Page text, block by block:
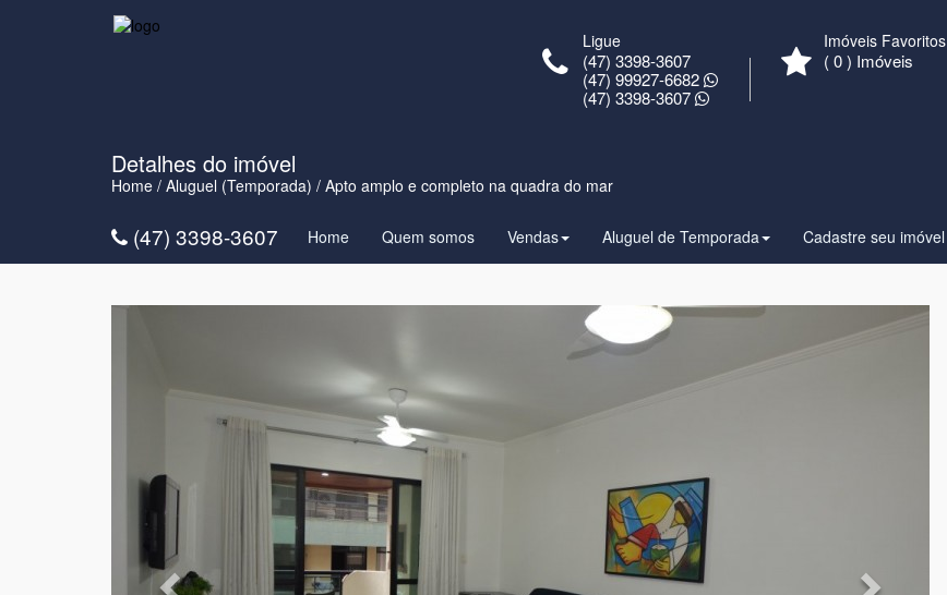
Ligue
(47) 3398-3607
(47) 99927-6682
(47) 3398-3607
Imóveis Favoritos
(0) Imóveis
Detalhes do imóvel
Home / Aluguel (Temporada) / Apto amplo e completo na quadra do mar
(47) 3398-3607 Home Quem somos Vendas Aluguel de Temporada Cadastre seu imóvel
Próxima